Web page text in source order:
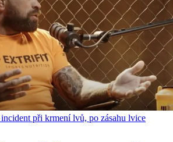
při krmení lvů, po zásahu lvice